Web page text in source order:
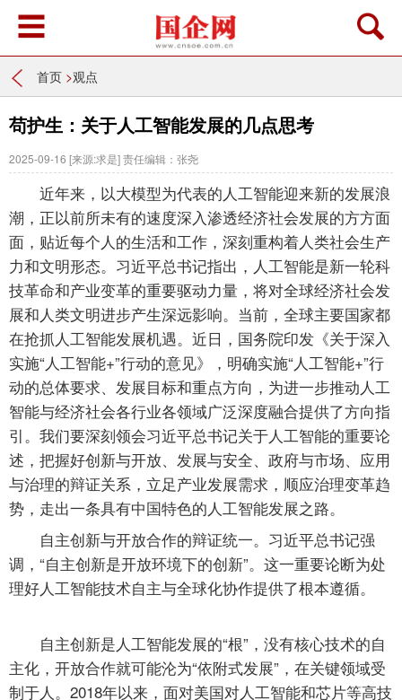
首页 >观点
苟护生：关于人工智能发展的几点思考
2025-09-16 [来源:求是]责任编辑：张尧
近年来，以大模型为代表的人工智能迎来新的发展浪
潮，正以前所未有的速度深入渗透经济社会发展的方方面
面，贴近每个人的生活和工作，深刻重构着人类社会生产
力和文明形态。习近平总书记指出，人工智能是新一轮科
技革命和产业变革的重要驱动力量，将对全球经济社会发
展和人类文明进步产生深远影响。当前，全球主要国家都
在抢抓人工智能发展机遇。近日，国务院印发《关于深入
实施“人工智能+”行动的意见》，明确实施“人工智能+”行
动的总体要求、发展目标和重点方向，为进一步推动人工
智能与经济社会各行业各领域广泛深度融合提供了方向指
引。我们要深刻领会习近平总书记关于人工智能的重要论
述，把握好创新与开放、发展与安全、政府与市场、应用
与治理的辩证关系，立足产业发展需求，顺应治理变革趋
势，走出一条具有中国特色的人工智能发展之路。
自主创新与开放合作的辩证统一。习近平总书记强
调，“自主创新是开放环境下的创新”。这一重要论断为处
理好人工智能技术自主与全球化协作提供了根本遵循。
自主创新是人工智能发展的“根”，没有核心技术的自
主化，开放合作就可能沦为“依附式发展”，在关键领域受
制于人。2018年以来，面对美国对人工智能和芯片等高技